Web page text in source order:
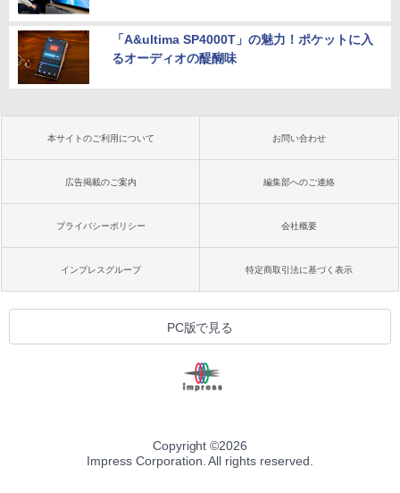
「A&ultima SP4000T」の魅力！ポケットに入
るオーディオの醍醐味
本サイトのご利用について お問い合わせ
広告掲載のご案内 編集部へのご連絡
プライバシーポリシー 会社概要
インプレスグループ 特定商取引法に基づく表示
PC版で見る
Copyright ©2026
Impress Corporation. All rights reserved.